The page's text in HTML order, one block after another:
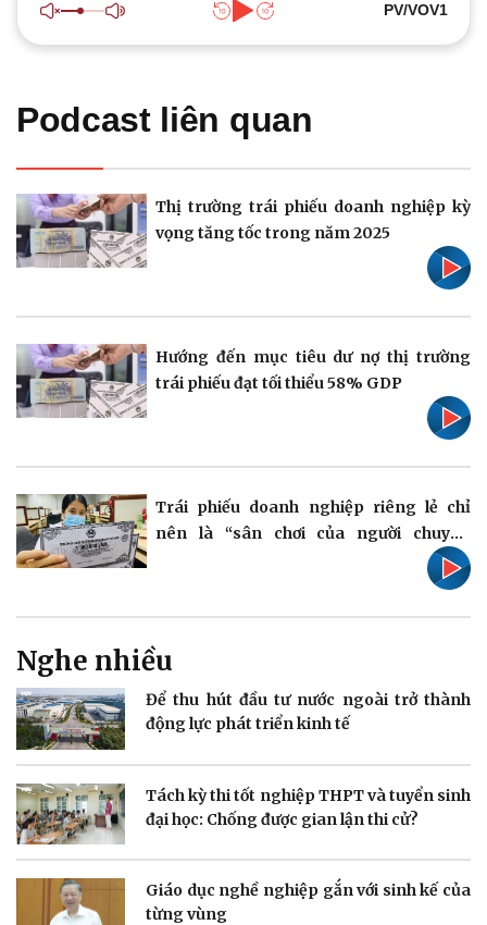
Kinh tế
Thị trường
Tỷ giá
Tin nóng
Tư vấn luật
Việt Nam
Phân tích
Thể thao
Bóng đá
Hậu trường
Ô tô - Xe máy
Doanh nghiệp
Thông tin doanh nghiệp
Doanh nghiệp 24h
Doanh nhân
Vì cộng đồng
Công nghệ
Sành điệu
Tin Công nghệ
Trải nghiệm
Chuyển đổi số
PV/VOV1
Podcast liên quan
Thị trường trái phiếu doanh nghiệp kỳ
vọng tăng tốc trong năm 2025
Hướng đến mục tiêu dư nợ thị trường
trái phiếu đạt tối thiểu 58% GDP
Trái phiếu doanh nghiệp riêng lẻ chỉ
nên là “sân chơi của người chuyên
Nghe nhiều
Để thu hút đầu tư nước ngoài trở thành
động lực phát triển kinh tế
Tách kỳ thi tốt nghiệp THPT và tuyển sinh
đại học: Chống được gian lận thi cử?
Giáo dục nghề nghiệp gắn với sinh kế của
từng vùng